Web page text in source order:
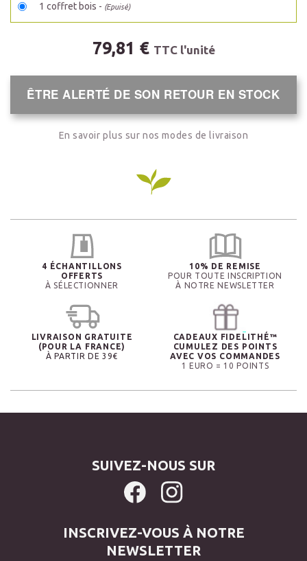
1 coffret bois - (Epuisé)
79,81 € TTC l'unité
ÊTRE ALERTÉ DE SON RETOUR EN STOCK
En savoir plus sur nos modes de livraison
4 ÉCHANTILLONS
OFFERTS
À SÉLECTIONNER
10% DE REMISE
POUR TOUTE INSCRIPTION
À NOTRE NEWSLETTER
LIVRAISON GRATUITE
(POUR LA FRANCE)
À PARTIR DE 39€
CADEAUX FIDELITHÉ™
CUMULEZ DES POINTS
AVEC VOS COMMANDES
1 EURO = 10 POINTS
SUIVEZ-NOUS SUR
INSCRIVEZ-VOUS À NOTRE
NEWSLETTER